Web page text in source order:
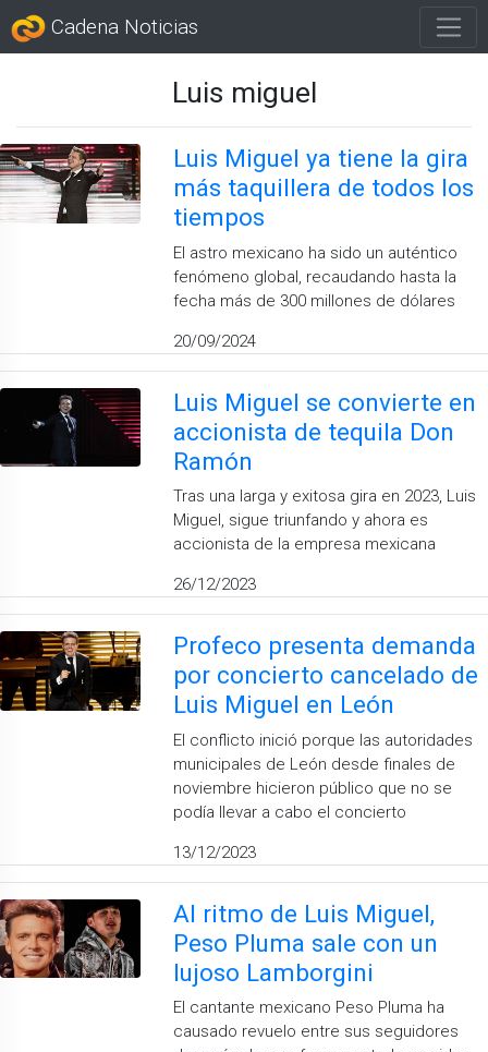
Cadena Noticias
Luis miguel
Luis Miguel ya tiene la gira
más taquillera de todos los
tiempos
El astro mexicano ha sido un auténtico
fenómeno global, recaudando hasta la
fecha más de 300 millones de dólares
20/09/2024
Luis Miguel se convierte en
accionista de tequila Don
Ramón
Tras una larga y exitosa gira en 2023, Luis
Miguel, sigue triunfando y ahora es
accionista de la empresa mexicana
26/12/2023
Profeco presenta demanda
por concierto cancelado de
Luis Miguel en León
El conflicto inició porque las autoridades
municipales de León desde finales de
noviembre hicieron público que no se
podía llevar a cabo el concierto
13/12/2023
Al ritmo de Luis Miguel,
Peso Pluma sale con un
lujoso Lamborgini
El cantante mexicano Peso Pluma ha
causado revuelo entre sus seguidores